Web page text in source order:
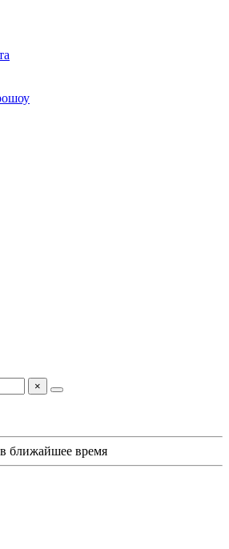
×
ближайшее время